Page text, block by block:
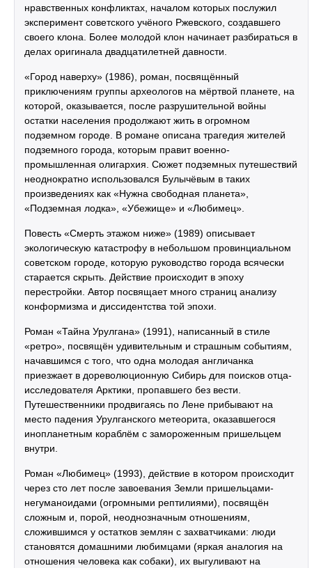
нравственных конфликтах, началом которых послужил
эксперимент советского учёного Ржевского, создавшего
своего клона. Более молодой клон начинает разбираться в
делах оригинала двадцатилетней давности.
«Город наверху» (1986), роман, посвящённый
приключениям группы археологов на мёртвой планете, на
которой, оказывается, после разрушительной войны
остатки населения продолжают жить в огромном
подземном городе. В романе описана трагедия жителей
подземного города, которым правит военно-
промышленная олигархия. Сюжет подземных путешествий
неоднократно использовался Булычёвым в таких
произведениях как «Нужна свободная планета»,
«Подземная лодка», «Убежище» и «Любимец».
Повесть «Смерть этажом ниже» (1989) описывает
экологическую катастрофу в небольшом провинциальном
советском городе, которую руководство города всячески
старается скрыть. Действие происходит в эпоху
перестройки. Автор посвящает много страниц анализу
конформизма и диссидентства той эпохи.
Роман «Тайна Урулгана» (1991), написанный в стиле
«ретро», посвящён удивительным и страшным событиям,
начавшимся с того, что одна молодая англичанка
приезжает в дореволюционную Сибирь для поисков отца-
исследователя Арктики, пропавшего без вести.
Путешественники продвигаясь по Лене прибывают на
место падения Урулганского метеорита, оказавшегося
инопланетным кораблём с замороженным пришельцем
внутри.
Роман «Любимец» (1993), действие в котором происходит
через сто лет после завоевания Земли пришельцами-
негуманоидами (огромными рептилиями), посвящён
сложным и, порой, неоднозначным отношениям,
сложившимся у остатков землян с захватчиками: люди
становятся домашними любимцами (яркая аналогия на
отношения человека как собаки), их выгуливают на